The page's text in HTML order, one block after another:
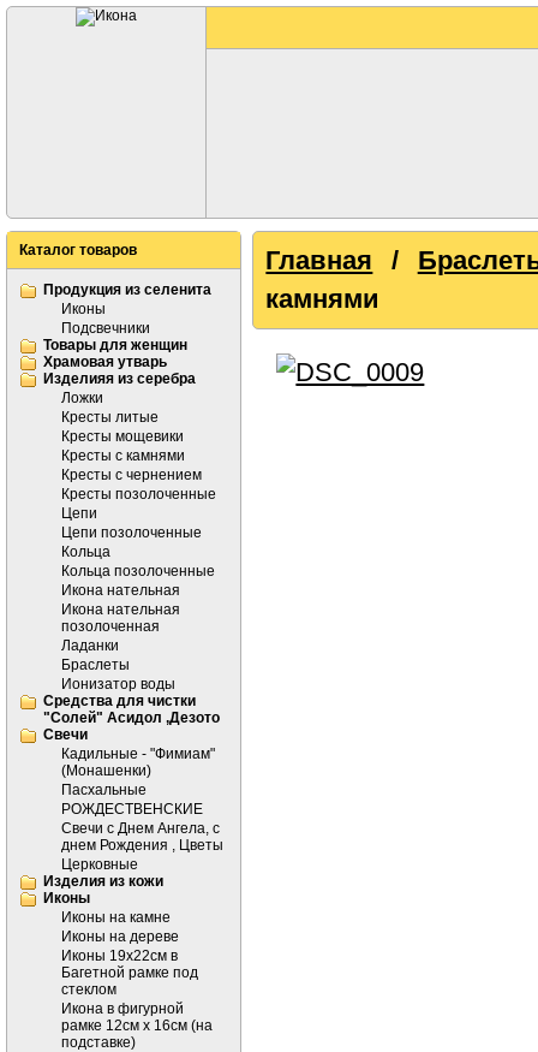
Каталог товаров
Продукция из селенита
Иконы
Подсвечники
Товары для женщин
Храмовая утварь
Изделияя из серебра
Ложки
Кресты литые
Кресты мощевики
Кресты с камнями
Кресты с чернением
Кресты позолоченные
Цепи
Цепи позолоченные
Кольца
Кольца позолоченные
Икона нательная
Икона нательная
позолоченная
Ладанки
Браслеты
Ионизатор воды
Средства для чистки
"Солей" Асидол ,Дезото
Cвечи
Кадильные - "Фимиам"
(Монашенки)
Пасхальные
РОЖДЕСТВЕНСКИЕ
Свечи с Днем Ангела, с
днем Рождения , Цветы
Церковные
Изделия из кожи
Иконы
Иконы на камне
Иконы на дереве
Иконы 19х22см в
Багетной рамке под
стеклом
Икона в фигурной
рамке 12см х 16см (на
подставке)
Главная /
камнями